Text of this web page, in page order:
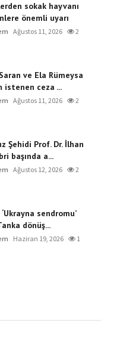
sokak hayvanı
önemli uyarı
Ağustos 11, 2026 2
ve Ela Rümeysa
istenen ceza ...
Ağustos 11, 2026 2
Şehidi Prof. Dr. İlhan
başında a...
Ağustos 12, 2026 2
‘Ukrayna sendromu’
dönüş...
Haziran 19, 2026 1